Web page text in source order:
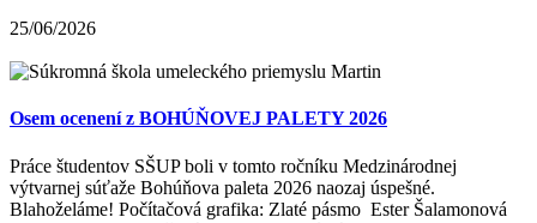
25/06/2026
Osem ocenení z BOHÚŇOVEJ PALETY 2026
Práce študentov SŠUP boli v tomto ročníku Medzinárodnej
výtvarnej súťaže Bohúňova paleta 2026 naozaj úspešné.
Blahoželáme! Počítačová grafika: Zlaté pásmo Ester Šalamonová